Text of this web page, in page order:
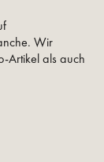
Wir
Artikel als auch